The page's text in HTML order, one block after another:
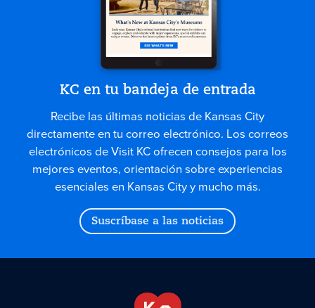
KC en tu bandeja de entrada
Recibe las últimas noticias de Kansas City
directamente en tu correo electrónico. Los correos
electrónicos de Visit KC ofrecen consejos para los
mejores eventos, orientación sobre experiencias
esenciales en Kansas City y mucho más.
Suscríbase a las noticias